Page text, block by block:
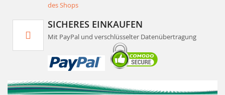
des Shops
SICHERES EINKAUFEN
Mit PayPal und verschlüsselter Datenübertragung